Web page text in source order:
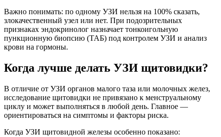
Важно понимать: по одному УЗИ нельзя на 100% сказать,
злокачественный узел или нет. При подозрительных
признаках эндокринолог назначает тонкоигольную
пункционную биопсию (ТАБ) под контролем УЗИ и анализ
крови на гормоны.
Когда лучше делать УЗИ щитовидки?
В отличие от УЗИ органов малого таза или молочных желез,
исследование щитовидки не привязано к менструальному
циклу и может выполняться в любой день. Главное —
ориентироваться на симптомы и факторы риска.
Когда УЗИ щитовидной железы особенно показано: